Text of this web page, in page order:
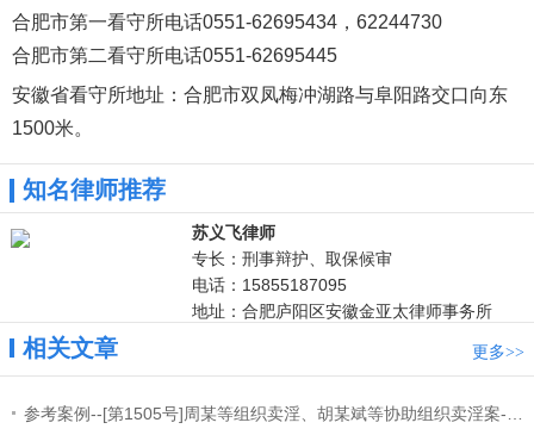
合肥市第一看守所电话0551-62695434，62244730
合肥市第二看守所电话0551-62695445
安徽省看守所地址：合肥市双凤梅冲湖路与阜阳路交口向东
1500米。
知名律师推荐
苏义飞律师
专长：刑事辩护、取保候审
电话：15855187095
地址：合肥庐阳区安徽金亚太律师事务所
相关文章 更多>>